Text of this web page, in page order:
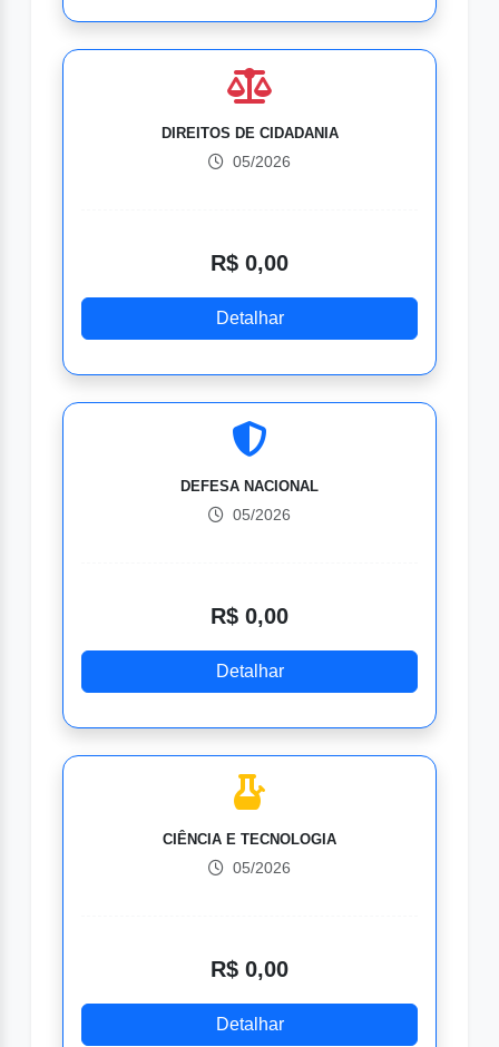
DIREITOS DE CIDADANIA
05/2026
R$ 0,00
Detalhar
DEFESA NACIONAL
05/2026
R$ 0,00
Detalhar
CIÊNCIA E TECNOLOGIA
05/2026
R$ 0,00
Detalhar